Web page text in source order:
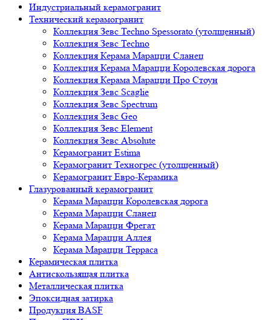
Индустриальный керамогранит
Технический керамогранит
Коллекция Зевс Techno Spessorato (утолщенный)
Коллекция Зевс Techno
Коллекция Керама Марацци Сланец
Коллекция Керама Марацци Королевская дорога
Коллекция Керама Марацци Про Стоун
Коллекция Зевс Scaglie
Коллекция Зевс Spectrum
Коллекция Зевс Geo
Коллекция Зевс Element
Коллекция Зевс Absolute
Керамогранит Estima
Керамогранит Техногрес (утолщенный)
Керамогранит Евро-Керамика
Глазурованный керамогранит
Керама Марацци Королевская дорога
Керама Марацци Сланец
Керама Марацци Фрегат
Керама Марацци Аллея
Керама Марацци Терраса
Керамическая плитка
Антискользящая плитка
Металлическая плитка
Эпоксидная затирка
Продукция BASF